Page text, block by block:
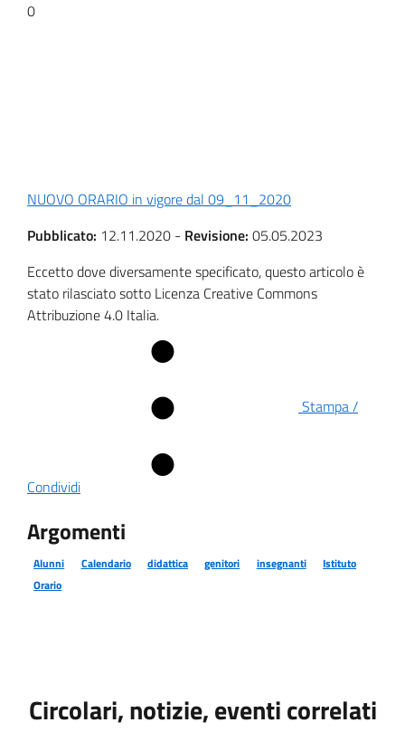
0
NUOVO ORARIO in vigore dal 09_11_2020
Pubblicato: 12.11.2020 - Revisione: 05.05.2023
Eccetto dove diversamente specificato, questo articolo è
stato rilasciato sotto Licenza Creative Commons
Attribuzione 4.0 Italia.
Stampa /
Condividi
Argomenti
Alunni Calendario didattica genitori insegnanti
Istituto
Orario
Circolari, notizie, eventi correlati